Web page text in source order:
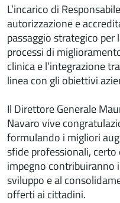
L’incarico di
autorizzazione e
passaggio strategico per
processi di
clinica e l’integrazione
linea con gli obiettivi
Il Direttore Generale
Navaro vive
formulando i migliori
sfide professionali, certo
impegno contribuiranno
sviluppo e al
offerti ai cittadini.